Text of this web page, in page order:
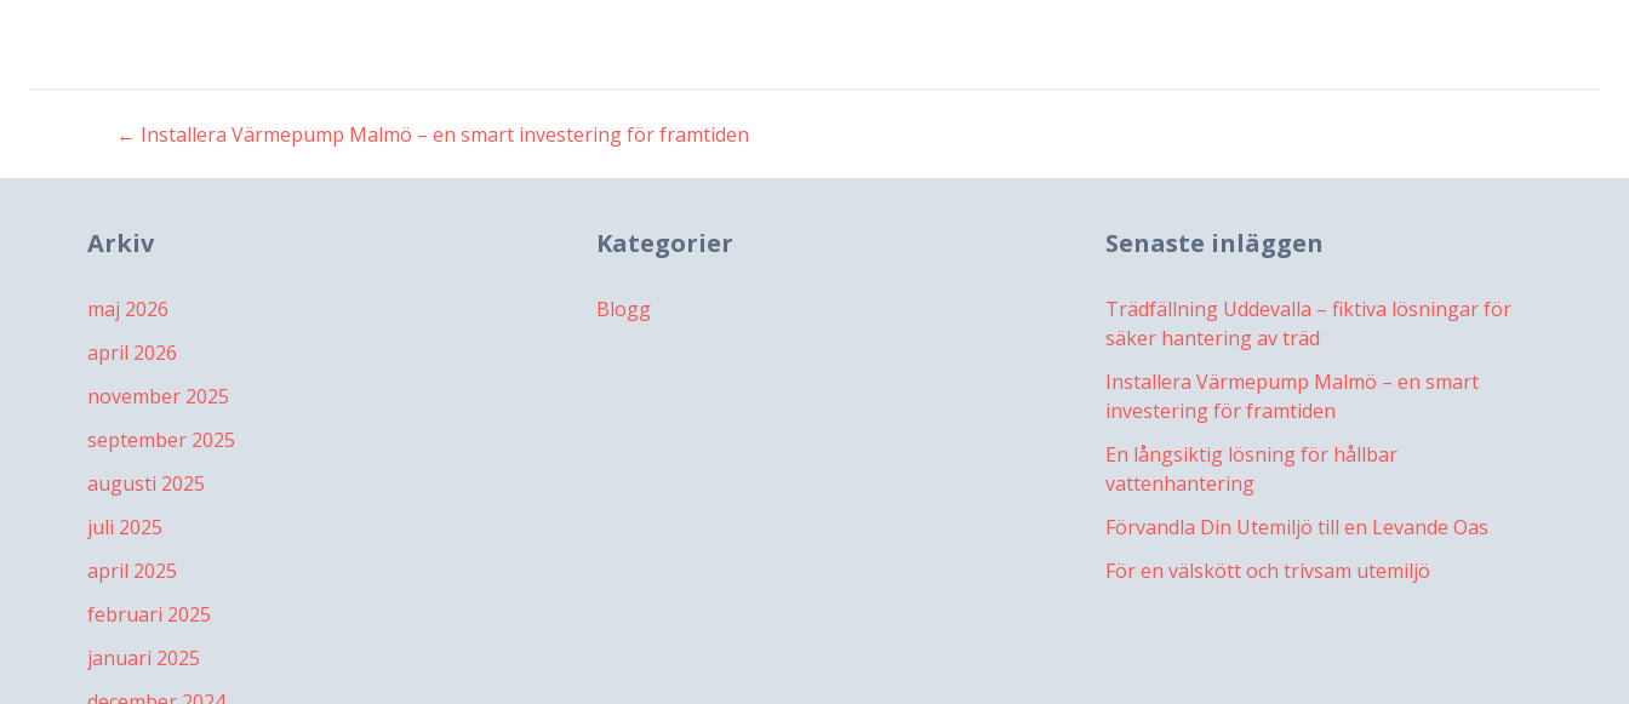
Inläggsnavigering
← Installera Värmepump Malmö – en smart investering för framtiden
Arkiv
maj 2026
april 2026
november 2025
september 2025
augusti 2025
juli 2025
april 2025
februari 2025
januari 2025
Kategorier
Blogg
Senaste inläggen
Trädfällning Uddevalla – fiktiva lösningar för
säker hantering av träd
Installera Värmepump Malmö – en smart
investering för framtiden
En långsiktig lösning för hållbar
vattenhantering
Förvandla Din Utemiljö till en Levande Oas
För en välskött och trivsam utemiljö